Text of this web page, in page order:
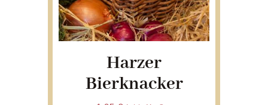
Harzer
Bierknacker